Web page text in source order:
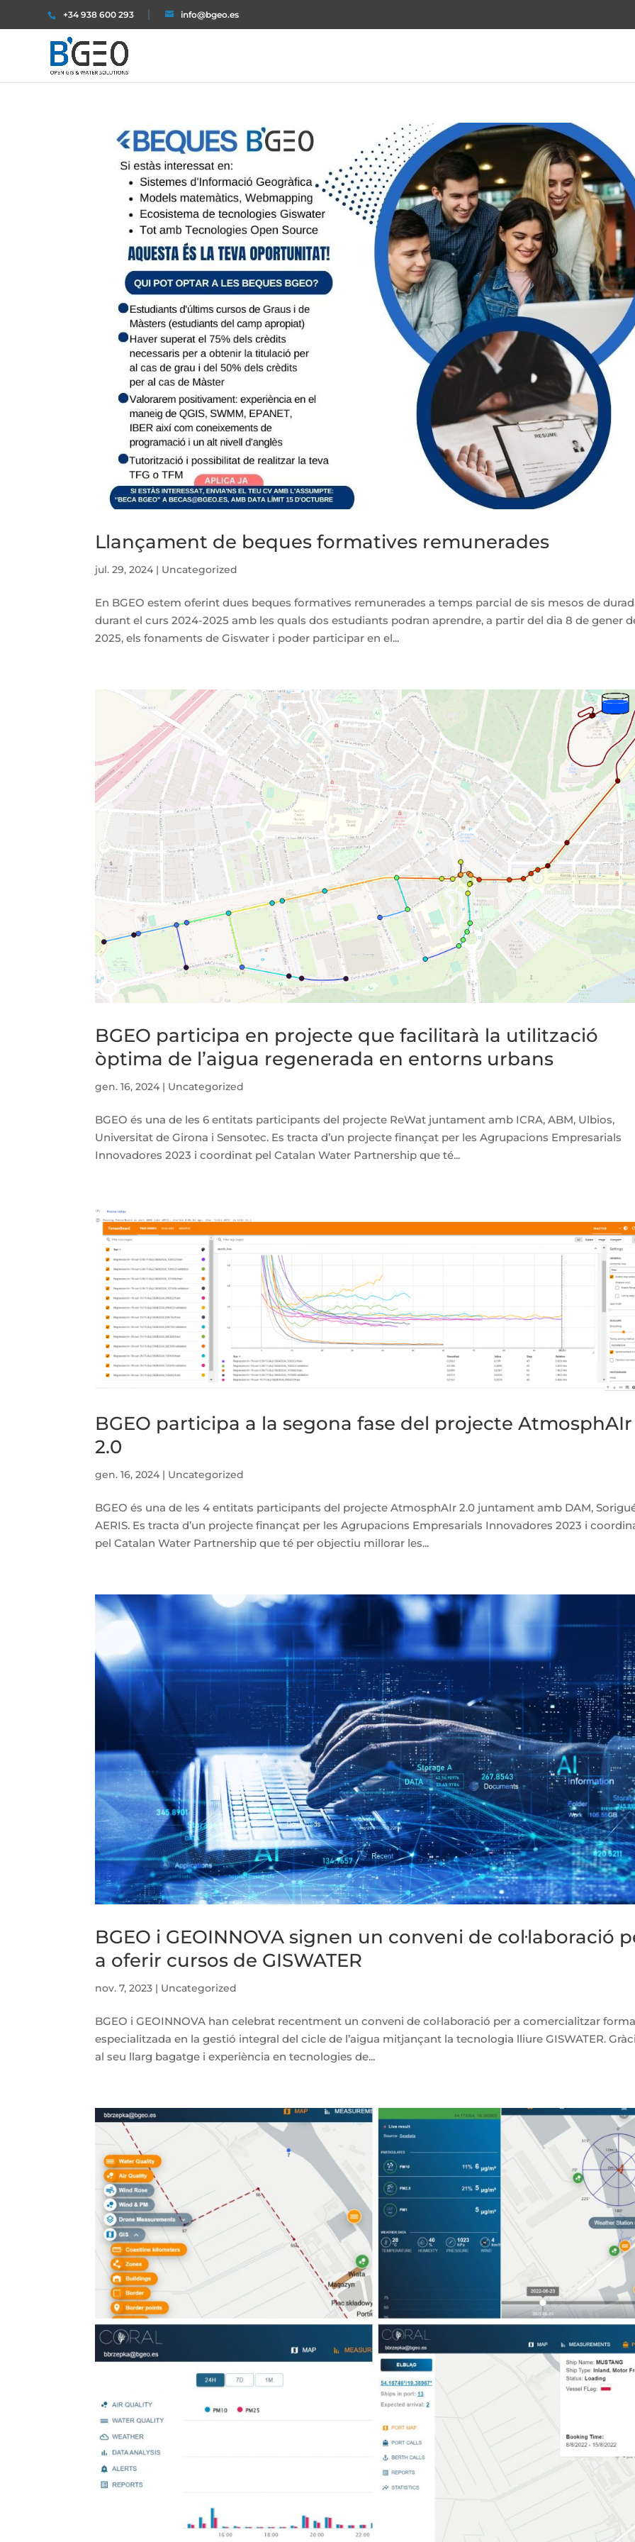
+34 938 600 293 info@bgeo.es
Llançament de beques formatives remunerades
jul. 29, 2024 | Uncategorized
En BGEO estem oferint dues beques formatives remunerades a temps parcial de sis mesos de
durant el curs 2024-2025 amb les quals dos estudiants podran aprendre, a partir del dia 8 de gener
2025, els fonaments de Giswater i poder participar en el...
BGEO participa en projecte que facilitarà la utilització
òptima de l’aigua regenerada en entorns urbans
gen. 16, 2024 | Uncategorized
BGEO és una de les 6 entitats participants del projecte ReWat juntament amb ICRA, ABM, Ulbios,
Universitat de Girona i Sensotec. Es tracta d’un projecte finançat per les Agrupacions Empresarials
Innovadores 2023 i coordinat pel Catalan Water Partnership que té...
BGEO participa a la segona fase del projecte AtmosphAIr
2.0
gen. 16, 2024 | Uncategorized
BGEO és una de les 4 entitats participants del projecte AtmosphAIr 2.0 juntament amb DAM,
AERIS. Es tracta d’un projecte finançat per les Agrupacions Empresarials Innovadores 2023 i
pel Catalan Water Partnership que té per objectiu millorar les...
BGEO i GEOINNOVA signen un conveni de col·laboració
a oferir cursos de GISWATER
nov. 7, 2023 | Uncategorized
BGEO i GEOINNOVA han celebrat recentment un conveni de col·laboració per a comercialitzar
especialitzada en la gestió integral del cicle de l’aigua mitjançant la tecnologia lliure GISWATER.
al seu llarg bagatge i experiència en tecnologies de...